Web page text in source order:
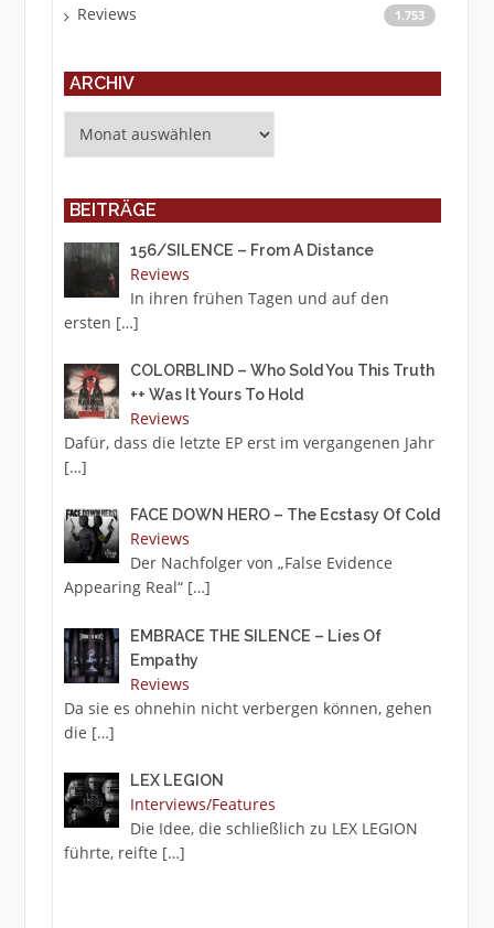
Reviews 1.753
ARCHIV
BEITRÄGE
156/SILENCE – From A Distance
Reviews
In ihren frühen Tagen und auf den
ersten […]
COLORBLIND – Who Sold You This Truth
++ Was It Yours To Hold
Reviews
Dafür, dass die letzte EP erst im vergangenen Jahr
[…]
FACE DOWN HERO – The Ecstasy Of Cold
Reviews
Der Nachfolger von „False Evidence
Appearing Real“ […]
EMBRACE THE SILENCE – Lies Of
Empathy
Reviews
Da sie es ohnehin nicht verbergen können, gehen
die […]
LEX LEGION
Interviews/Features
Die Idee, die schließlich zu LEX LEGION
führte, reifte […]